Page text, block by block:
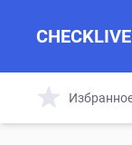
CHECKLIVE